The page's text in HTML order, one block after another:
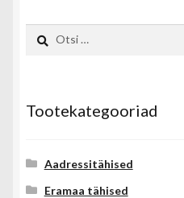
Otsi:
Tootekategooriad
Aadressitähised
Eramaa tähised